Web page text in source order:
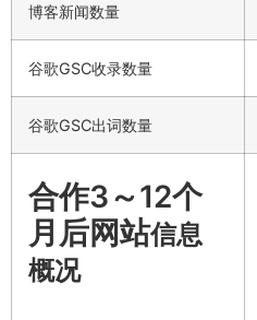
博客新闻数量
谷歌GSC收录数量
谷歌GSC出词数量
合作3～12个
月后网站信息
概况